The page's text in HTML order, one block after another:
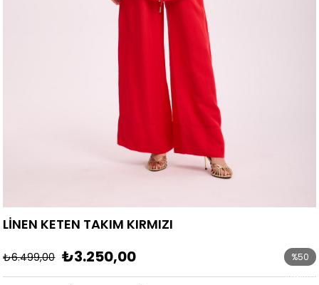
LİNEN KETEN TAKIM KIRMIZI
₺6.499,00 ₺3.250,00 %50
İndirim